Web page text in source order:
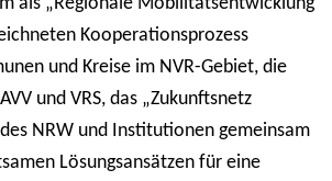
Kooperationsprozess
und Kreise im NVR-Gebiet, die
und VRS, das „Zukunftsnetz
NRW und Institutionen gemeinsam
Lösungsansätzen für eine